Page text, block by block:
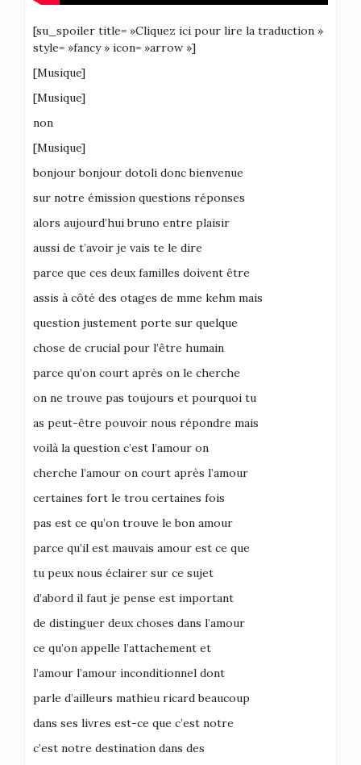
[su_spoiler title= »Cliquez ici pour lire la traduction »
style= »fancy » icon= »arrow »]
[Musique]
[Musique]
non
[Musique]
bonjour bonjour dotoli donc bienvenue
sur notre émission questions réponses
alors aujourd’hui bruno entre plaisir
aussi de t’avoir je vais te le dire
parce que ces deux familles doivent être
assis à côté des otages de mme kehm mais
question justement porte sur quelque
chose de crucial pour l’être humain
parce qu’on court après on le cherche
on ne trouve pas toujours et pourquoi tu
as peut-être pouvoir nous répondre mais
voilà la question c’est l’amour on
cherche l’amour on court après l’amour
certaines fort le trou certaines fois
pas est ce qu’on trouve le bon amour
parce qu’il est mauvais amour est ce que
tu peux nous éclairer sur ce sujet
d’abord il faut je pense est important
de distinguer deux choses dans l’amour
ce qu’on appelle l’attachement et
l’amour l’amour inconditionnel dont
parle d’ailleurs mathieu ricard beaucoup
dans ses livres est-ce que c’est notre
c’est notre destination dans des